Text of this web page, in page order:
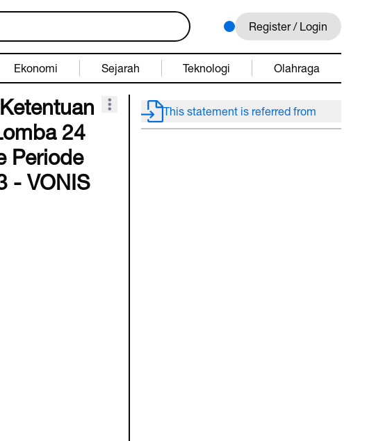
Register / Login
Ekonomi Sejarah Teknologi Olahraga
24
Periode
- VONIS
This statement is referred from